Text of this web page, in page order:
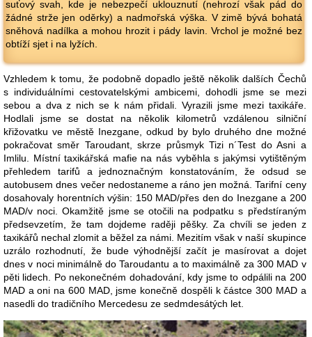
suťový svah, kde je nebezpečí uklouznutí (nehrozí však pád do
žádné strže jen oděrky) a nadmořská výška. V zimě bývá bohatá
sněhová nadílka a mohou hrozit i pády lavin. Vrchol je možné bez
obtíží sjet i na lyžích.
Vzhledem k tomu, že podobně dopadlo ještě několik dalších Čechů
s individuálními cestovatelskými ambicemi, dohodli jsme se mezi
sebou a dva z nich se k nám přidali. Vyrazili jsme mezi taxikáře.
Hodlali jsme se dostat na několik kilometrů vzdálenou silniční
křižovatku ve městě Inezgane, odkud by bylo druhého dne možné
pokračovat směr Taroudant, skrze průsmyk Tizi n´Test do Asni a
Imlilu. Místní taxikářská mafie na nás vyběhla s jakýmsi vytištěným
přehledem tarifů a jednoznačným konstatováním, že odsud se
autobusem dnes večer nedostaneme a ráno jen možná. Tarifní ceny
dosahovaly horentních výšin: 150 MAD/přes den do Inezgane a 200
MAD/v noci. Okamžitě jsme se otočili na podpatku s předstíraným
předsevzetím, že tam dojdeme raději pěšky. Za chvíli se jeden z
taxikářů nechal zlomit a běžel za námi. Mezitím však v naší skupince
uzrálo rozhodnutí, že bude výhodnější začít je masírovat a dojet
dnes v noci minimálně do Taroudantu a to maximálně za 300 MAD v
pěti lidech. Po nekonečném dohadování, kdy jsme to odpálili na 200
MAD a oni na 600 MAD, jsme konečně dospěli k částce 300 MAD a
nasedli do tradičního Mercedesu ze sedmdesátých let.